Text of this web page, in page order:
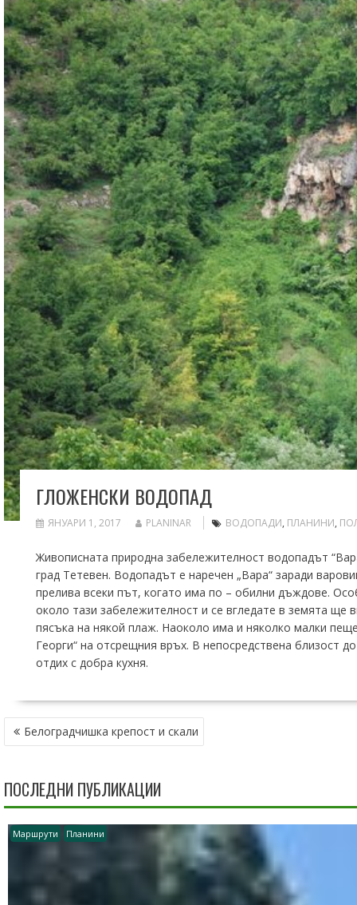
ГЛОЖЕНСКИ ВОДОПАД
ЯНУАРИ 1, 2017 PLANINAR ВОДОПАДИ, ПЛАНИНИ,
Живописната природна забележителност водопадът
град Тетевен. Водопадът е наречен „Вара“ заради
прелива всеки път, когато има по – обилни дъждове.
около тази забележителност и се вгледате в земята щe
пясъка на някой плаж. Наоколо има и няколко малки
Георги“ на отсрещния връх. В непосредствена близост
отдих с добра кухня.
НАВИГАЦИЯ
Белоградчишка крепост и скали
ПОСЛЕДНИ ПУБЛИКАЦИИ
Маршрути Планини